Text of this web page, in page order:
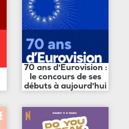
70 ans d'Eurovision :
le concours de ses
débuts à aujourd'hui